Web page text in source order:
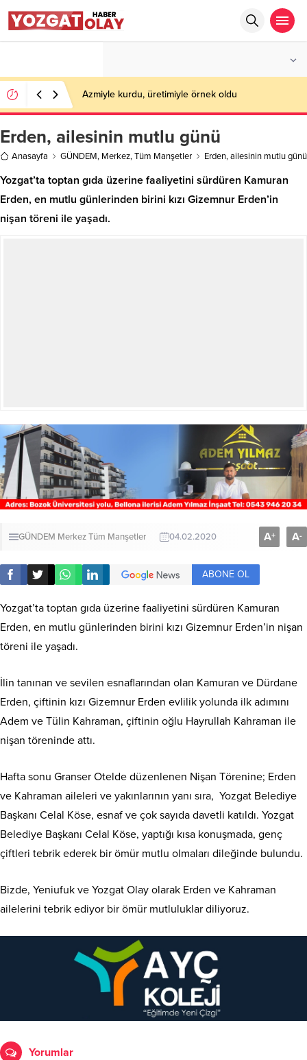
Azmiyle kurdu, üretimiyle örnek oldu
Erden, ailesinin mutlu günü
Anasayfa GÜNDEM, Merkez,Tüm Manşetler Erden, ailesinin mutlu günü
Yozgat’ta toptan gıda üzerine faaliyetini sürdüren Kamuran
Erden, en mutlu günlerinden birini kızı Gizemnur Erden’in
nişan töreni ile yaşadı.
GÜNDEM MerkezTüm Manşetler 04.02.2020 A+ A-
ABONE OL
Yozgat’ta toptan gıda üzerine faaliyetini sürdüren Kamuran
Erden, en mutlu günlerinden birini kızı Gizemnur Erden’in nişan
töreni ile yaşadı.
İlin tanınan ve sevilen esnaflarından olan Kamuran ve Dürdane
Erden, çiftinin kızı Gizemnur Erden evlilik yolunda ilk adımını
Adem ve Tülin Kahraman, çiftinin oğlu Hayrullah Kahraman ile
nişan töreninde attı.
Hafta sonu Granser Otelde düzenlenen Nişan Törenine; Erden
ve Kahraman aileleri ve yakınlarının yanı sıra, Yozgat Belediye
Başkanı Celal Köse, esnaf ve çok sayıda davetli katıldı. Yozgat
Belediye Başkanı Celal Köse, yaptığı kısa konuşmada, genç
çiftleri tebrik ederek bir ömür mutlu olmaları dileğinde bulundu.
Bizde, Yeniufuk ve Yozgat Olay olarak Erden ve Kahraman
ailelerini tebrik ediyor bir ömür mutluluklar diliyoruz.
Yorumlar